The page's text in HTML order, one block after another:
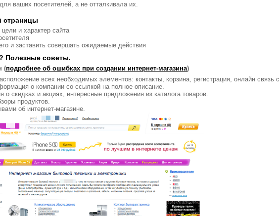
ваших посетителей, а не отталкивала их.
страницы
и характер сайта
и заставить совершать ожидаемые действия
Полезные советы.
(подробнее об ошибках при создании интернет-магазина)
всех необходимых элементов: контакты, корзина, регистрация, онлайн связь
о компании со ссылкой на полное описание.
о скидках и акциях, интересные предложения из каталога товаров.
продуктов.
об интернет-магазине.